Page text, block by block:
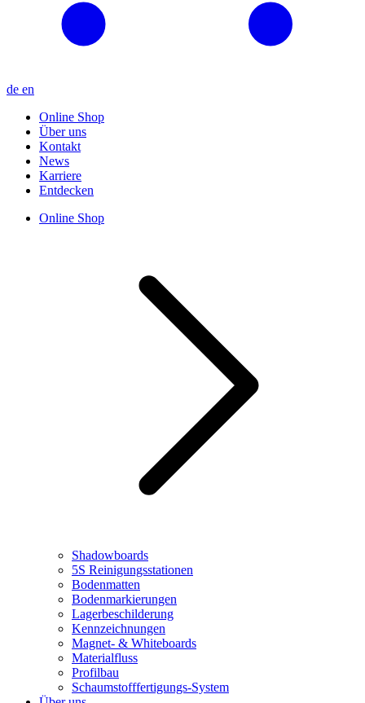
de en
Online Shop
Über uns
Kontakt
News
Karriere
Entdecken
Online Shop
Shadowboards
5S Reinigungsstationen
Bodenmatten
Bodenmarkierungen
Lagerbeschilderung
Kennzeichnungen
Magnet- & Whiteboards
Materialfluss
Profilbau
Schaumstofffertigungs-System